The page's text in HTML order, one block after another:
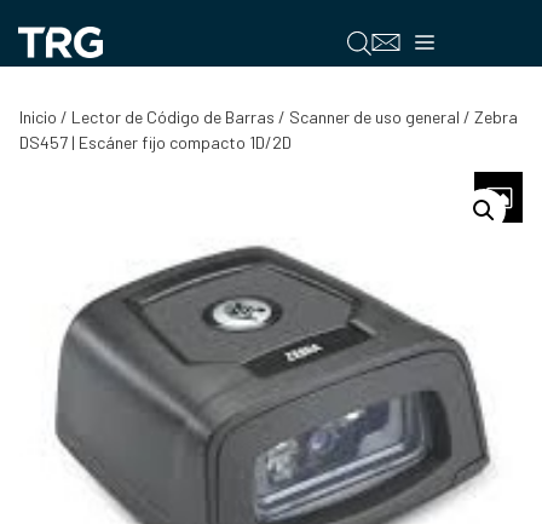
contenido
Menú
Inicio / Lector de Código de Barras / Scanner de uso general / Zebra
DS457 | Escáner fijo compacto 1D/2D